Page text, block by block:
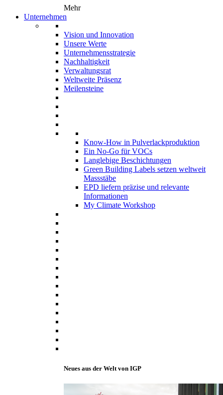
Mehr
Unternehmen
Vision und Innovation
Unsere Werte
Unternehmensstrategie
Nachhaltigkeit
Verwaltungsrat
Weltweite Präsenz
Meilensteine
Know-How in Pulverlackproduktion
Ein No-Go für VOCs
Langlebige Beschichtungen
Green Building Labels setzen weltweit
Massstäbe
EPD liefern präzise und relevante
Informationen
My Climate Workshop
Neues aus der Welt von IGP